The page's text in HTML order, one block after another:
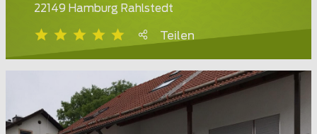
22149 Hamburg Rahlstedt
Teilen